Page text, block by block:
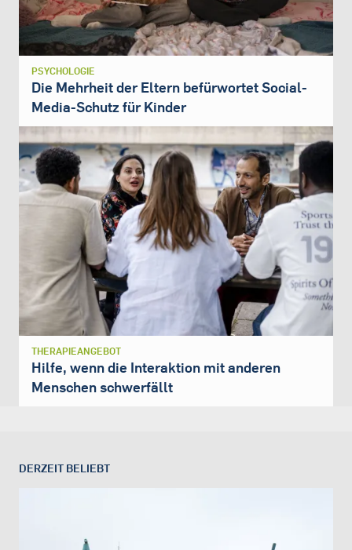
PSYCHOLOGIE
Die Mehrheit der Eltern befürwortet Social-
Media-Schutz für Kinder
THERAPIEANGEBOT
Hilfe, wenn die Interaktion mit anderen
Menschen schwerfällt
DERZEIT BELIEBT